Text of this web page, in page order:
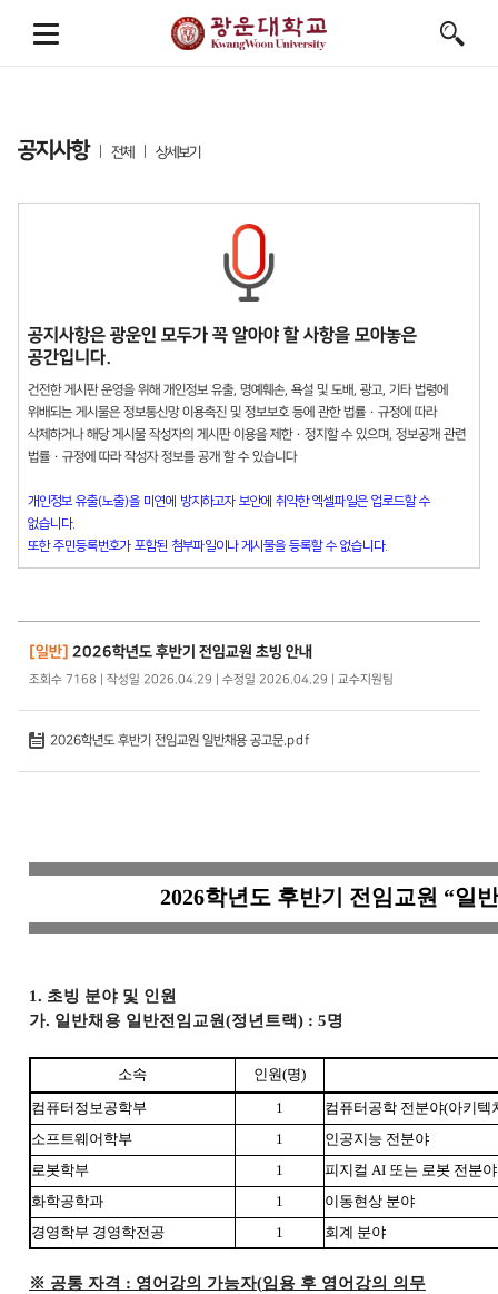
공지사항 전체 상세보기
공지사항은 광운인 모두가 꼭 알아야 할 사항을 모아놓은
공간입니다.
건전한 게시판 운영을 위해 개인정보 유출, 명예훼손, 욕설 및 도배, 광고, 기타 법령에
위배되는 게시물은 정보통신망 이용촉진 및 정보보호 등에 관한 법률 · 규정에 따라
삭제하거나 해당 게시물 작성자의 게시판 이용을 제한 · 정지할 수 있으며, 정보공개 관련
법률 · 규정에 따라 작성자 정보를 공개 할 수 있습니다
개인정보 유출(노출)을 미연에 방지하고자 보안에 취약한 엑셀파일은 업로드할 수
없습니다.
또한 주민등록번호가 포함된 첨부파일이나 게시물을 등록할 수 없습니다.
[일반] 2026학년도 후반기 전임교원 초빙 안내
조회수 7168 | 작성일 2026.04.29 | 수정일 2026.04.29 | 교수지원팀
2026학년도 후반기 전임교원 일반채용 공고문.pdf
2026학년도 후반기 전임교원 “일
1. 초빙 분야 및 인원
가. 일반채용 일반전임교원(정년트랙) : 5명
소속 인원(명)
컴퓨터정보공학부
1 컴퓨터공학 전분야(아키텍
소프트웨어학부
1
인공지능 전분야
로봇학부
1 피지컬 AI 또는 로봇 전분야
화학공학과
1
이동현상 분야
경영학부 경영학전공
1 회계 분야
※ 공통 자격 : 영어강의 가능자(임용 후 영어강의 의무